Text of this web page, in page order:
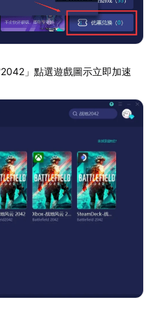
」點選遊戲圖示立即加速